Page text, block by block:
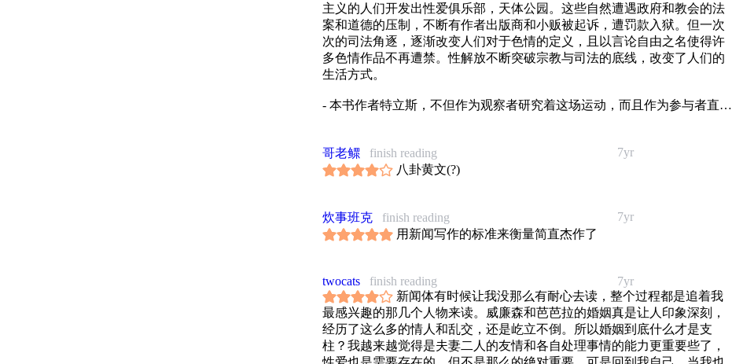
主义的人们开发出性爱俱乐部，天体公园。这些自然遭遇政府和教会的法
案和道德的压制，不断有作者出版商和小贩被起诉，遭罚款入狱。但一次
次的司法角逐，逐渐改变人们对于色情的定义，且以言论自由之名使得许
多色情作品不再遭禁。性解放不断突破宗教与司法的底线，改变了人们的
生活方式。
- 本书作者特立斯，不但作为观察者研究着这场运动，而且作为参与者直接
他无法完全的活在当下，但却给我们留下对生活的细微观察。
也很有趣。
7yr
哥老鳏
finish reading
八卦黄文(?)
7yr
炊事班克
finish reading
用新闻写作的标准来衡量简直杰作了
7yr
twocats
finish reading
新闻体有时候让我没那么有耐心去读，整个过程都是追着我
最感兴趣的那几个人物来读。威廉森和芭芭拉的婚姻真是让人印象深刻，
经历了这么多的情人和乱交，还是屹立不倒。所以婚姻到底什么才是支
柱？我越来越觉得是夫妻二人的友情和各自处理事情的能力更重要些了，